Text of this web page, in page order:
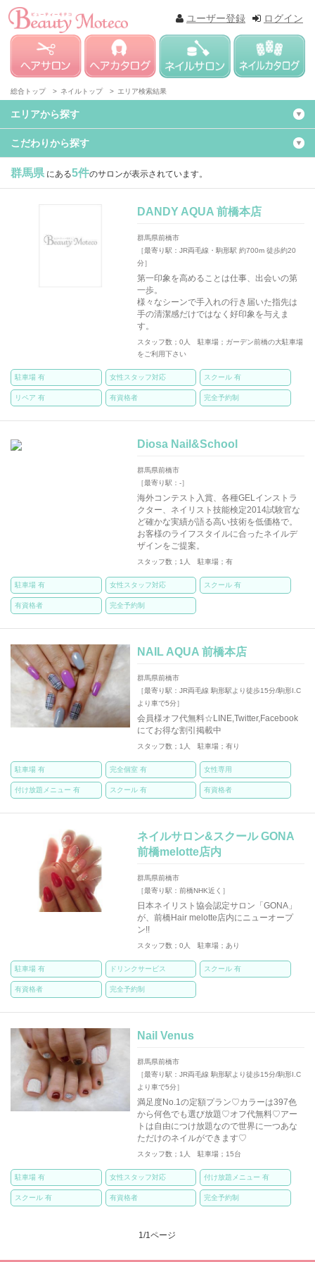
ログイン
ユーザー登録
総合トップ > ネイルトップ > エリア検索結果
エリアから探す
こだわりから探す
群馬県にある5件のサロンが表示されています。
DANDY AQUA 前橋本店
群馬県前橋市
［最寄り駅：JR両毛線・駒形駅 約700m 徒歩約20
分］
第一印象を高めることは仕事、出会いの第
一歩。
様々なシーンで手入れの行き届いた指先は
手の清潔感だけではなく好印象を与えま
す。
スタッフ数；0人 駐車場；ガーデン前橋の大駐車場
をご利用下さい
駐車場 有 女性スタッフ対応 スクール 有
リペア 有 有資格者 完全予約制
Diosa Nail&School
群馬県前橋市
［最寄り駅：-］
海外コンテスト入賞、各種GELインストラ
クター、ネイリスト技能検定2014試験官な
ど確かな実績が語る高い技術を低価格で。
お客様のライフスタイルに合ったネイルデ
ザインをご提案。
スタッフ数；1人 駐車場；有
駐車場 有 女性スタッフ対応 スクール 有
有資格者 完全予約制
NAIL AQUA 前橋本店
群馬県前橋市
［最寄り駅：JR両毛線 駒形駅より徒歩15分/駒形I.C
より車で5分］
会員様オフ代無料☆LINE,Twitter,Facebook
にてお得な割引掲載中
スタッフ数；1人 駐車場；有り
駐車場 有 完全個室 有 女性専用
付け放題メニュー 有 スクール 有 有資格者
ネイルサロン&スクール GONA
前橋melotte店内
群馬県前橋市
［最寄り駅：前橋NHK近く］
日本ネイリスト協会認定サロン「GONA」
が、前橋Hair melotte店内にニューオープ
ン!!
スタッフ数；0人 駐車場；あり
駐車場 有 ドリンクサービス スクール 有
有資格者 完全予約制
Nail Venus
群馬県前橋市
［最寄り駅：JR両毛線 駒形駅より徒歩15分/駒形I.C
より車で5分］
満足度No.1の定額プラン♡カラーは397色
から何色でも選び放題♡オフ代無料♡アー
トは自由につけ放題なので世界に一つあな
ただけのネイルができます♡
スタッフ数；1人 駐車場；15台
駐車場 有 女性スタッフ対応 付け放題メニュー 有
スクール 有 有資格者 完全予約制
1/1ページ